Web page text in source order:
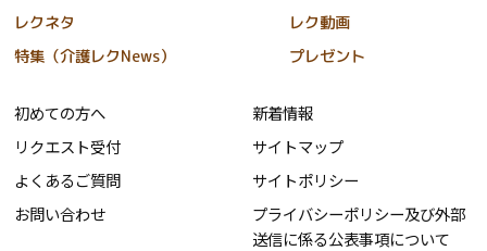
レクネタ
レク動画
特集（介護レクNews）
プレゼント
初めての方へ
リクエスト受付
よくあるご質問
お問い合わせ
新着情報
サイトマップ
サイトポリシー
プライバシーポリシー及び外部
送信に係る公表事項について